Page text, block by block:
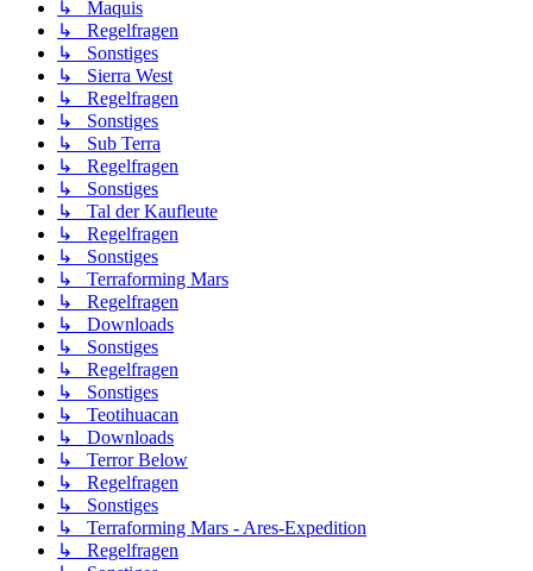
↳ Maquis
↳ Regelfragen
↳ Sonstiges
↳ Sierra West
↳ Regelfragen
↳ Sonstiges
↳ Sub Terra
↳ Regelfragen
↳ Sonstiges
↳ Tal der Kaufleute
↳ Regelfragen
↳ Sonstiges
↳ Terraforming Mars
↳ Regelfragen
↳ Downloads
↳ Sonstiges
↳ Regelfragen
↳ Sonstiges
↳ Teotihuacan
↳ Downloads
↳ Terror Below
↳ Regelfragen
↳ Sonstiges
↳ Terraforming Mars - Ares-Expedition
↳ Regelfragen